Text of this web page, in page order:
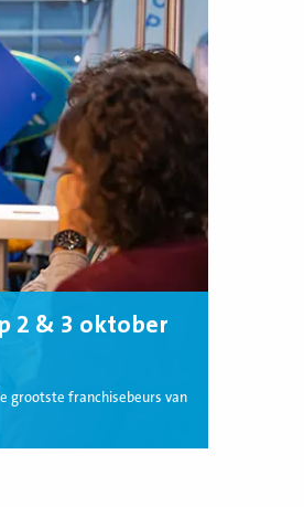
2 & 3 oktober
grootste franchisebeurs van